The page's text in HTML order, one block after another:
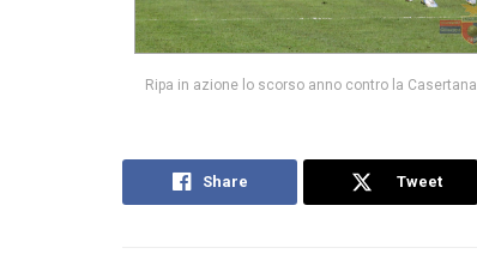
Ripa in azione lo scorso anno contro la Casertana
Share Tweet